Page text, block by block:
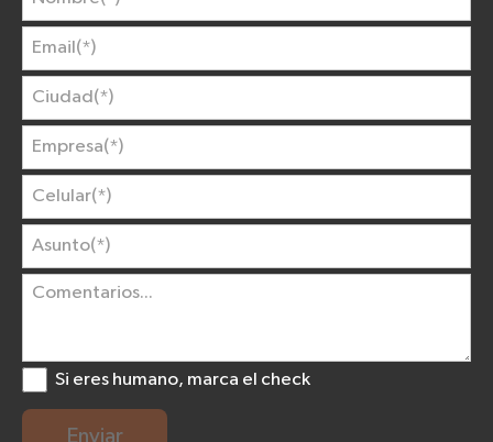
Si eres humano, marca el check
Enviar